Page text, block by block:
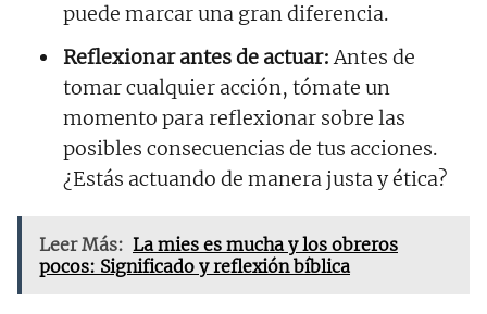
puede marcar una gran diferencia.
Reflexionar antes de actuar:Antes de
tomar cualquier acción, tómate un
momento para reflexionar sobre las
posibles consecuencias de tus acciones.
¿Estás actuando de manera justa y ética?
Leer Más: La mies es mucha y los obreros
pocos: Significado y reflexión bíblica